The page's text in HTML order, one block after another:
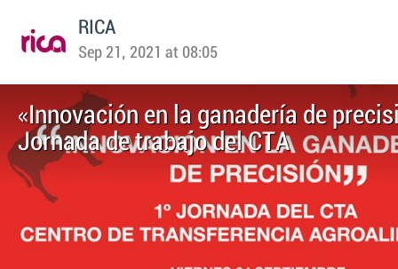
RICA
Sep 21, 2021 at 08:05
«Innovación en la ganadería de
Jornada de trabajo del CTA